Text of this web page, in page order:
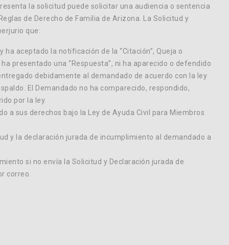
la solicitud puede solicitar una audiencia o sentencia
de Derecho de Familia de Arizona. La Solicitud y
que:
aceptado la notificación de la “Citación”, Queja o
presentado una “Respuesta”, ni ha aparecido o defendido
debidamente al demandado de acuerdo con la ley
El Demandado no ha comparecido, respondido,
por la ley.
a sus derechos bajo la Ley de Ayuda Civil para Miembros
y la declaración jurada de incumplimiento al demandado a
si no envía la Solicitud y Declaración jurada de
correo.